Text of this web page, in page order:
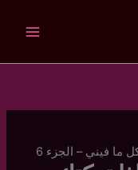
ما فيني – الجزء 6